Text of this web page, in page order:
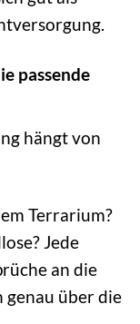
passende
hängt von
Terrarium?
Jede
an die
genau über die